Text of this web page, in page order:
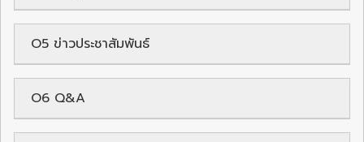
O5 ข่าวประชาสัมพันธ์
O6 Q&A